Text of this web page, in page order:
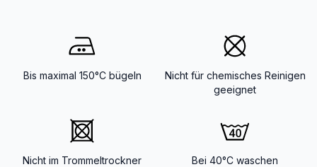
Bis maximal 150°C bügeln
Nicht für chemisches Reinigen
geeignet
Nicht im Trommeltrockner
Bei 40°C waschen